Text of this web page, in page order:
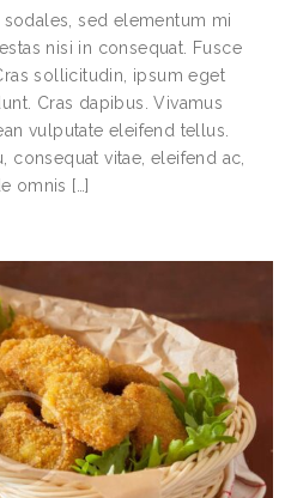
sed elementum mi
nisi in consequat. Fusce
sollicitudin, ipsum eget
Cras dapibus. Vivamus
vulputate eleifend tellus.
consequat vitae, eleifend ac,
omnis […]